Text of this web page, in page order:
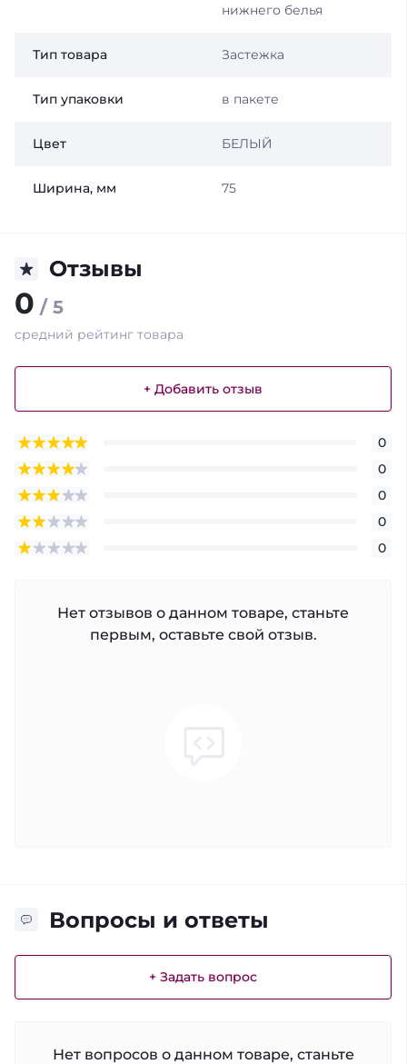
нижнего белья
Тип товара Застежка
Тип упаковки в пакете
Цвет БЕЛЫЙ
Ширина, мм 75
Отзывы
0 / 5
средний рейтинг товара
+ Добавить отзыв
0
0
0
0
0
Нет отзывов о данном товаре, станьте
первым, оставьте свой отзыв.
Вопросы и ответы
+ Задать вопрос
Нет вопросов о данном товаре, станьте